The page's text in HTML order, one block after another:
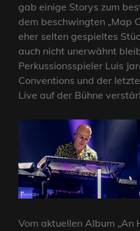
gab einige Storys zum
dem beschwingten „Map
eher selten gespieltes
auch nicht unerwähnt
Perkussionsspieler Luis
Conventions und der
Live auf der Bühne
Vom aktuellen Album „An